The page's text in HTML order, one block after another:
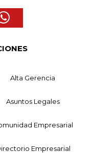
Alta Gerencia
Asuntos Legales
Empresarial
Empresarial